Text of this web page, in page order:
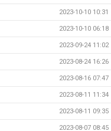
2023-10-10 10:31
2023-10-10 06:18
2023-09-24 11:02
2023-08-24 16:26
2023-08-16 07:47
2023-08-11 11:34
2023-08-11 09:35
2023-08-07 08:45